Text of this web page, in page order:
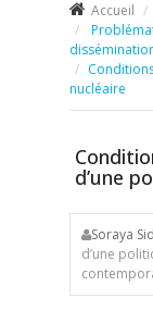
Accueil
nucléaire
d’une
Soraya
d’une